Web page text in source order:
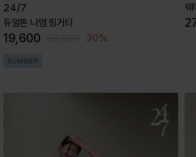
24/7
듀얼톤 나염 링거티
19,600 30%
웨